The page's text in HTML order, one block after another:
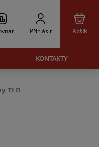
Přihlásit Košík
KONTAKTY
TLD